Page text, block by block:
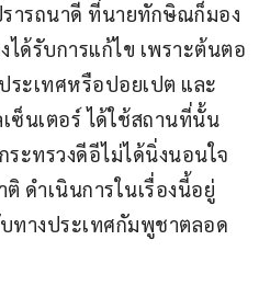
รารถนาดี ที่นายทักษิณก็มอง
ด้รับการแก้ไข เพราะต้นตอ
ะเทศหรือปอยเปต และ
ซ็นเตอร์ ได้ใช้สถานที่นั้น
ะทรวงดีอีไม่ได้นิ่งนอนใจ
ดำเนินการในเรื่องนี้อยู่
ทางประเทศกัมพูชาตลอด